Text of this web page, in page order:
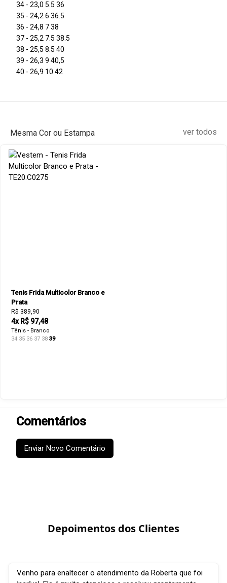
34 - 23,0 5.5 36
35 - 24,2 6 36.5
36 - 24,8 7 38
37 - 25,2 7.5 38.5
38 - 25,5 8.5 40
39 - 26,3 9 40,5
40 - 26,9 10 42
Mesma Cor ou Estampa ver todos
Tenis Frida Multicolor Branco e
Prata
R$ 389,90
4x R$ 97,48
Tênis - Branco
34 35 36 37 38 39
Comentários
Enviar Novo Comentário
Depoimentos dos Clientes
Venho para enaltecer o atendimento da Roberta que foi